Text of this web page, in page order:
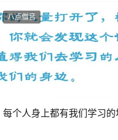
八点僧音
每个人身上都有我们学习的